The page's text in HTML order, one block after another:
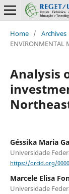
Home / Archives
ENVIRONMENTAL
Analysis
Géssika Maria
Universidade
https://orcid.org/
Marcele Elisa
Universidade